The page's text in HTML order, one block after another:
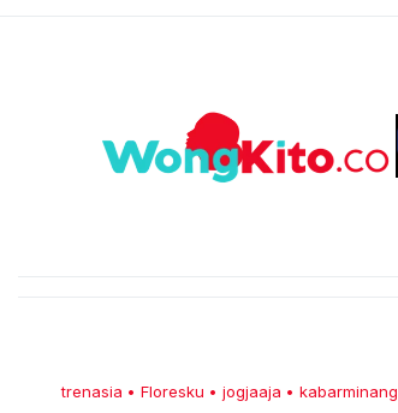
trenasia • Floresku • jogjaaja • kabarminang